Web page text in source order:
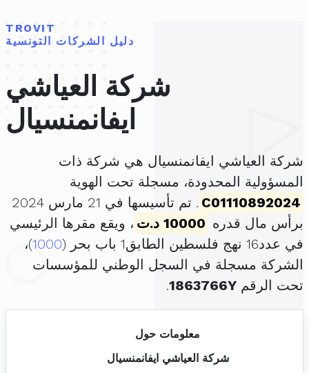
TROVIT
دليل الشركات التونسية
شركة العياشي
ايفانمنسيال
شركة العياشي ايفانمنسيال هي شركة ذات
المسؤولية المحدودة، مسجلة تحت الهوية
C01110892024
. تم تأسيسها في 21 مارس 2024
برأس مال قدره 10000 د.ت
، ويقع مقرها الرئيسي
في عدد16 نهج فلسطين الطابق1 باب بحر (
1000)،
الشركة مسجلة في السجل الوطني للمؤسسات
تحت الرقم 1863766Y
.
معلومات حول
شركة العياشي ايفانمنسيال